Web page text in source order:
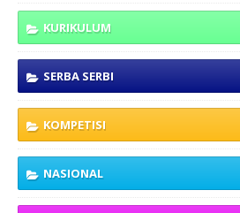
KURIKULUM
SERBA SERBI
KOMPETISI
NASIONAL